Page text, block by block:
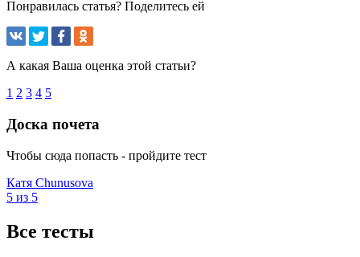
Понравилась статья? Поделитесь ей
А какая Ваша оценка этой статьи?
1 2 3 4 5
Доска почета
Чтобы сюда попасть - пройдите тест
Катя Chunusova
5 из 5
Все тесты